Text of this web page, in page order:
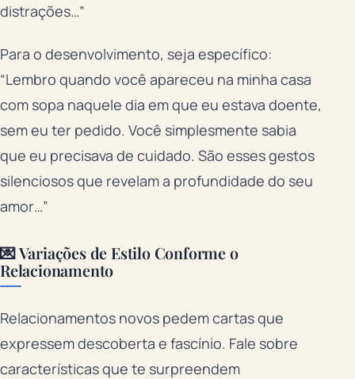
distrações…”
Para o desenvolvimento, seja específico:
“Lembro quando você apareceu na minha casa
com sopa naquele dia em que eu estava doente,
sem eu ter pedido. Você simplesmente sabia
que eu precisava de cuidado. São esses gestos
silenciosos que revelam a profundidade do seu
amor…”
💌 Variações de Estilo Conforme o
Relacionamento
Relacionamentos novos pedem cartas que
expressem descoberta e fascínio. Fale sobre
características que te surpreendem